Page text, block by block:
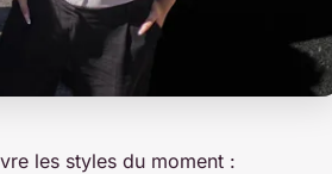
les styles du moment :